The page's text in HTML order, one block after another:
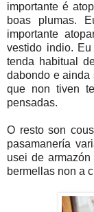
importante é
boas plumas.
importante
vestido indio.
tenda habitual
dabondo e ainda
que non tiven
pensadas.
O resto son
pasamanería
usei de
bermellas non a